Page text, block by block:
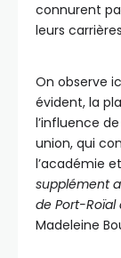
connurent
leurs
On observe
évident, la
l’influence
union, qui
l’académie
supplément
de Port-Roïal
Madeleine